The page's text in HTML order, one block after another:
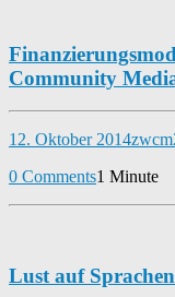
Community
12. Oktober 2014
0 Comments1 Minute
Lust auf